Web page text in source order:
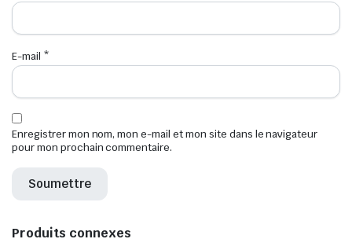
E-mail *
Enregistrer mon nom, mon e-mail et mon site dans le navigateur
pour mon prochain commentaire.
Produits connexes